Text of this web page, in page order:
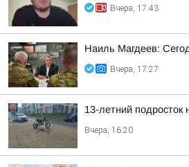
Вчера, 17:43
Наиль Магдеев:
Вчера, 17:27
13-летний
Вчера, 16:20